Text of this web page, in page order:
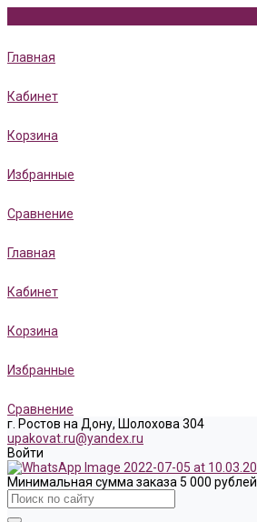
Главная
Кабинет
Корзина
Избранные
Сравнение
Главная
Кабинет
Корзина
Избранные
Сравнение
г. Ростов на Дону, Шолохова 304
upakovat.ru@yandex.ru
Войти
Минимальная сумма заказа 5 000 рублей